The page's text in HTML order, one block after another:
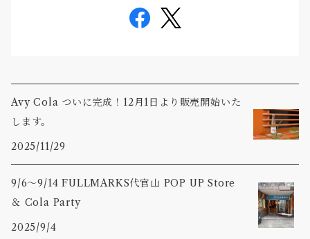
Avy Cola ついに完成！12月1日より販売開始いた
します。
2025/11/29
9/6〜9/14 FULLMARKS代官山 POP UP Store
＆ Cola Party
2025/9/4